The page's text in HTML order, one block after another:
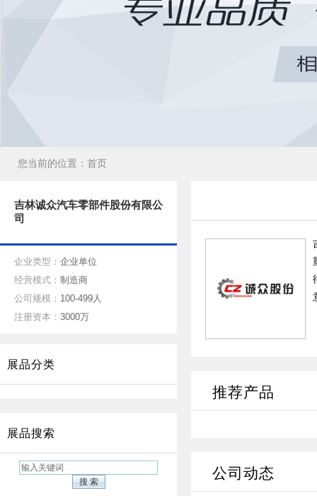
您当前的位置： 首页
吉林诚众汽车零部件股份有限公
司
企业类型： 企业单位
经营模式： 制造商
公司规模： 100-499人
注册资本： 3000万
展品分类
展品搜索
推荐产品
公司动态